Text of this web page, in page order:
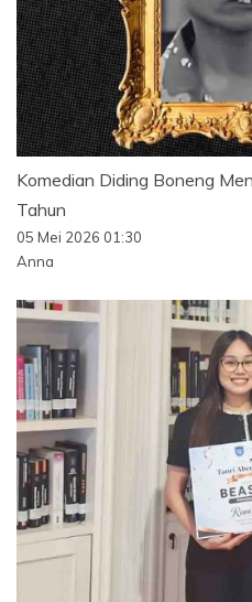
Komedian Diding Boneng
Tahun
05 Mei 2026 01:30
Anna